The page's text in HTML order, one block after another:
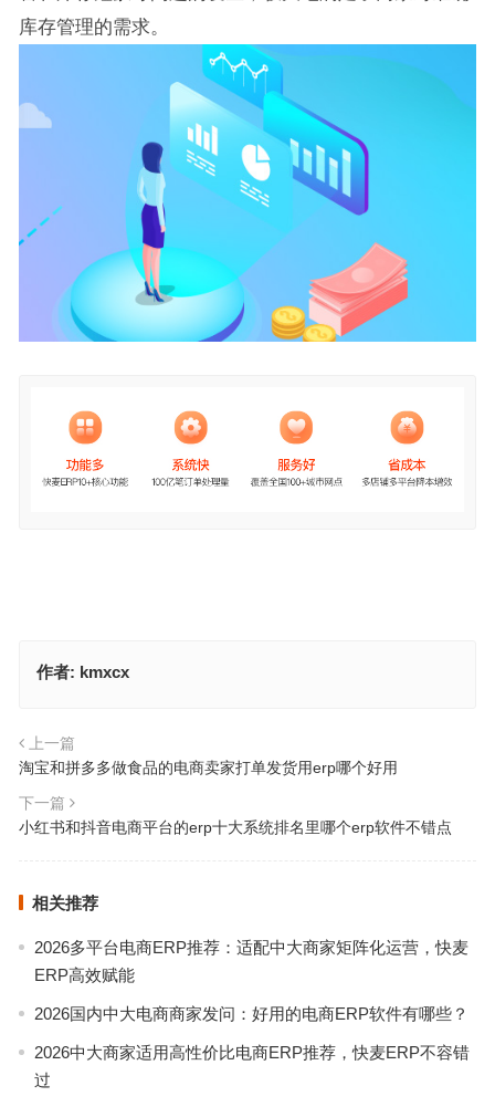
库存管理的需求。
作者: kmxcx
上一篇
淘宝和拼多多做食品的电商卖家打单发货用erp哪个好用
下一篇
小红书和抖音电商平台的erp十大系统排名里哪个erp软件不错点
相关推荐
2026多平台电商ERP推荐：适配中大商家矩阵化运营，快麦
ERP高效赋能
2026国内中大电商商家发问：好用的电商ERP软件有哪些？
2026中大商家适用高性价比电商ERP推荐，快麦ERP不容错
过